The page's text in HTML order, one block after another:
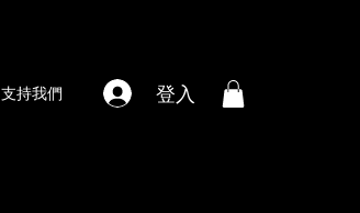
支持我們 登入